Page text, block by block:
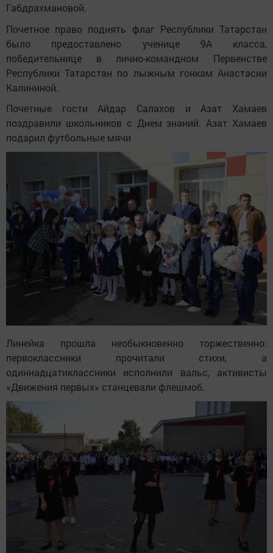
Габдрахмановой.
Почетное право поднять флаг Республики Татарстан
было предоставлено ученице 9А класса,
победительнице в лично-командном Первенстве
Республики Татарстан по лыжным гонкам Анастасии
Калининой.
Почетные гости Айдар Салахов и Азат Хамаев
поздравили школьников с Днем знаний. Азат Хамаев
подарил футбольные мячи
Линейка прошла необыкновенно торжественно:
первоклассники прочитали стихи, а
одиннадцатиклассники исполнили вальс, активисты
«Движения первых» станцевали флешмоб.